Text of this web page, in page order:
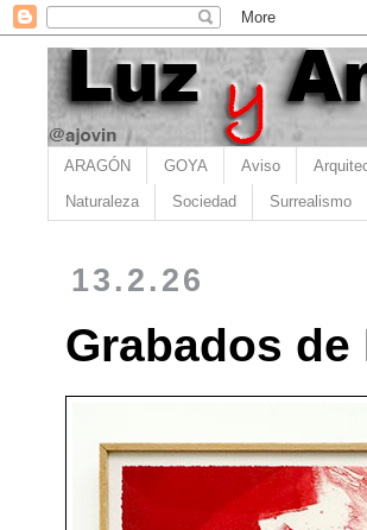
ARAGÓN GOYA Aviso
Naturaleza Sociedad Surrealismo
13.2.26
Grabados